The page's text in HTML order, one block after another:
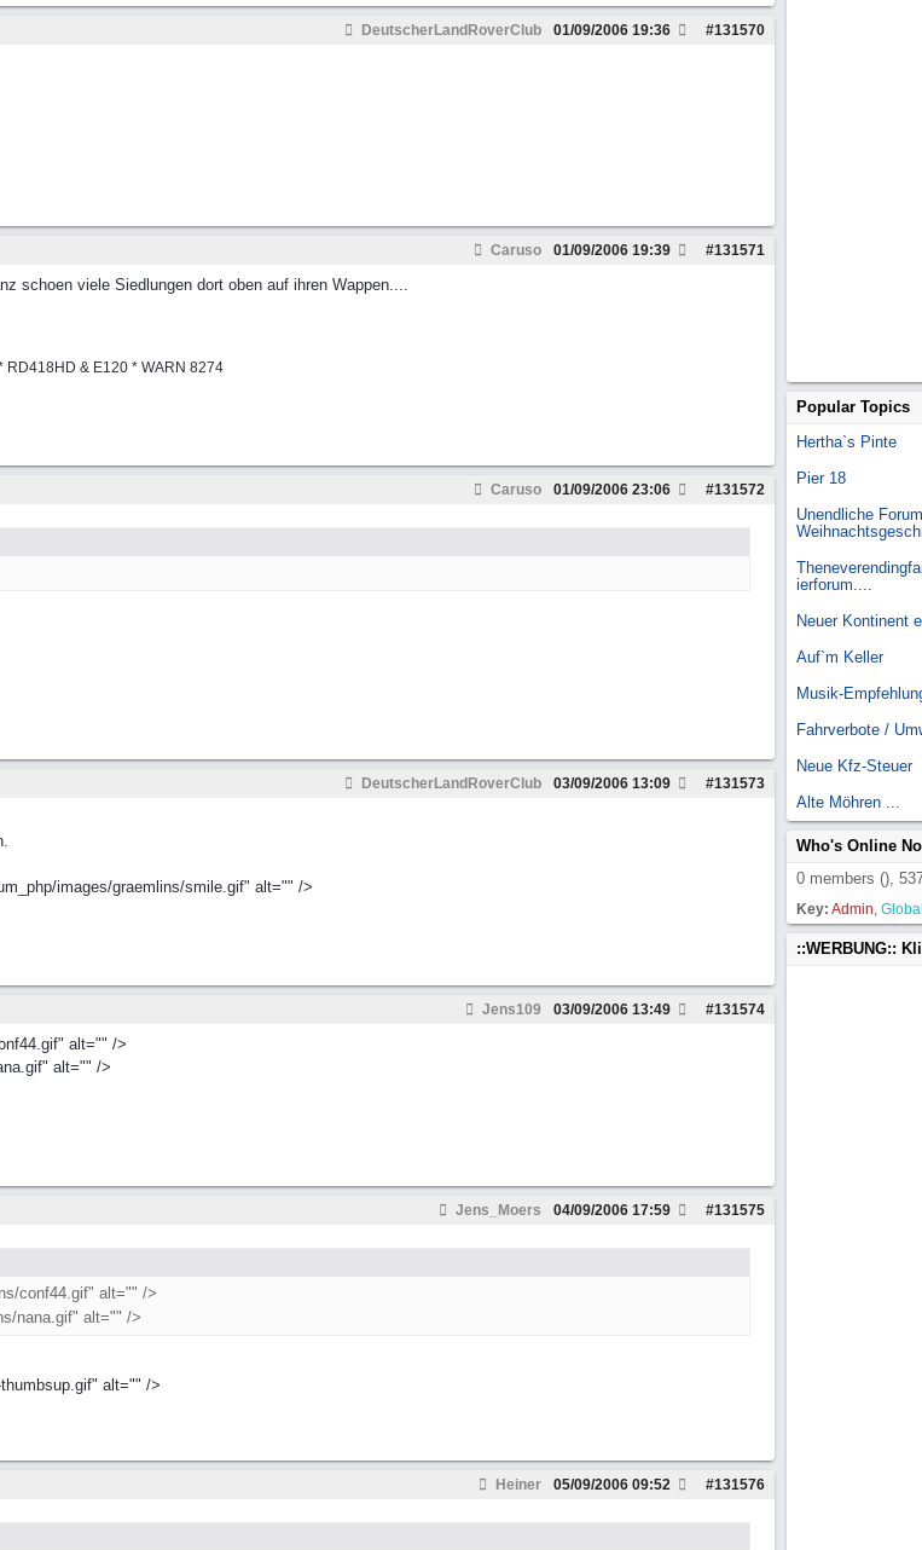
DeutscherLandRoverClub #131570
01/09/2006 19:36
Caruso #131571
01/09/2006 19:39
schoen viele Siedlungen dort oben auf ihren Wappen....
RD418HD & E120 * WARN 8274
Caruso #131572
01/09/2006 23:06
DeutscherLandRoverClub #131573
03/09/2006 13:09
images/graemlins/smile.gif" alt="" />
Jens109 #131574
03/09/2006 13:49
alt="" />
alt="" />
Jens_Moers #131575
04/09/2006 17:59
conf44.gif" alt="" />
nana.gif" alt="" />
alt="" />
Heiner #131576
05/09/2006 09:52
Popular Topics
Hertha`s Pinte
Pier 18
Unendliche
ierforum....
Neuer Kontinent
Auf`m Keller
Musik-
Fahrverbote /
Neue Kfz-Steuer
Alte Möhren ...
Who's Online
0 members (),
Key: Admin,
::WERBUNG::